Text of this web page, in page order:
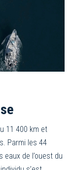
11 400 km et
Parmi les 44
de l’ouest du